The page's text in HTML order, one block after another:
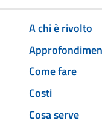
A chi è rivolto
Come fare
Costi
Cosa serve